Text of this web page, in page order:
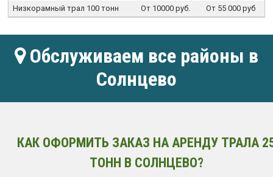
Низкорамный трал 100 тонн
От 10000 руб. От 55 000 руб
Обслуживаем все районы в
Солнцево
КАК ОФОРМИТЬ ЗАКАЗ НА АРЕНДУ ТРАЛА
ТОНН В СОЛНЦЕВО?